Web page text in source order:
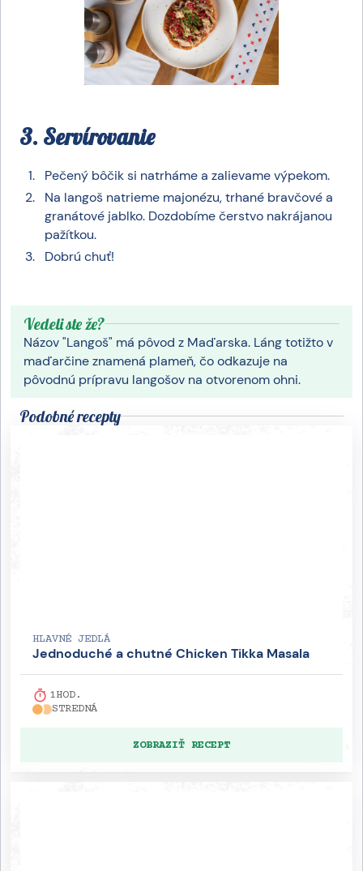
3. Servírovanie
Pečený bôčik si natrháme a zalievame výpekom.
Na langoš natrieme majonézu, trhané bravčové a
granátové jablko. Dozdobíme čerstvo nakrájanou
pažítkou.
Dobrú chuť!
Vedeli ste že?
Názov "Langoš" má pôvod z Maďarska. Láng totižto v
maďarčine znamená plameň, čo odkazuje na
pôvodnú prípravu langošov na otvorenom ohni.
Podobné recepty
HLAVNÉ JEDLÁ
Jednoduché a chutné Chicken Tikka Masala
1HOD.
STREDNÁ
ZOBRAZIŤ RECEPT